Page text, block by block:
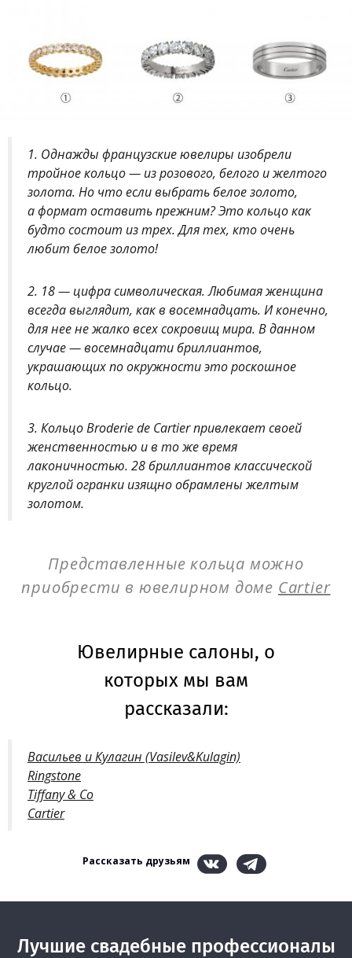
1. Однажды французские ювелиры изобрели
тройное кольцо — из розового, белого и желтого
золота. Но что если выбрать белое золото,
а формат оставить прежним? Это кольцо как
будто состоит из трех. Для тех, кто очень
любит белое золото!
2. 18 — цифра символическая. Любимая женщина
всегда выглядит, как в восемнадцать. И конечно,
для нее не жалко всех сокровищ мира. В данном
случае — восемнадцати бриллиантов,
украшающих по окружности это роскошное
кольцо.
3. Кольцо Broderie de Cartier привлекает своей
женственностью и в то же время
лаконичностью. 28 бриллиантов классической
круглой огранки изящно обрамлены желтым
золотом.
Представленные кольца можно
приобрести в ювелирном доме Cartier
Ювелирные салоны, о
которых мы вам
рассказали:
Васильев и Кулагин (Vasilev&Kulagin)
Ringstone
Tiffany & Co
Cartier
Рассказать друзьям
Лучшие свадебные профессионалы